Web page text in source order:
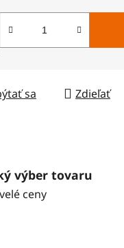
sa Zdieľať
výber tovaru
ceny